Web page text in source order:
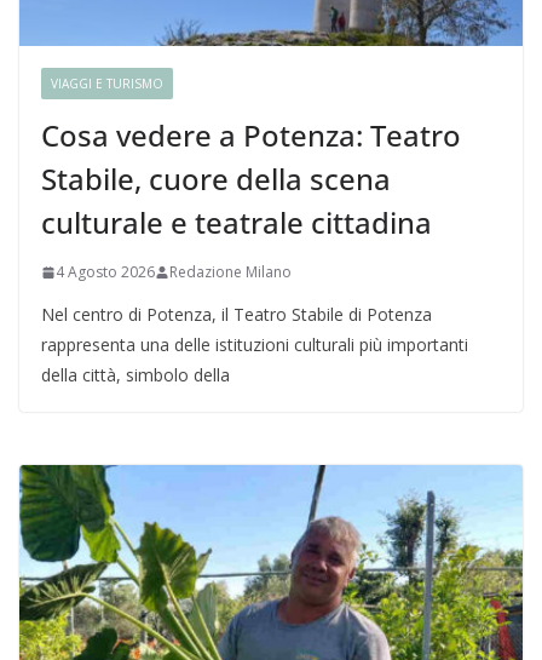
VIAGGI E TURISMO
Cosa vedere a Potenza: Teatro
Stabile, cuore della scena
culturale e teatrale cittadina
4 Agosto 2026 Redazione Milano
Nel centro di Potenza, il Teatro Stabile di Potenza
rappresenta una delle istituzioni culturali più importanti
della città, simbolo della